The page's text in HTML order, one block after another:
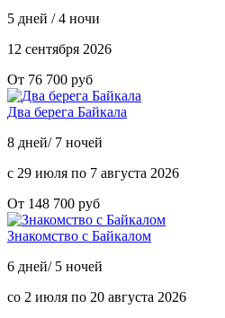
5 дней / 4 ночи
12 сентября 2026
От 76 700 руб
Два берега Байкала
8 дней/ 7 ночей
с 29 июля по 7 августа 2026
От 148 700 руб
Знакомство с Байкалом
6 дней/ 5 ночей
со 2 июля по 20 августа 2026